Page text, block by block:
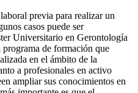
previa para realizar un
casos puede ser
Universitario en Gerontología
de formación que
en el ámbito de la
a profesionales en activo
ampliar sus conocimientos en